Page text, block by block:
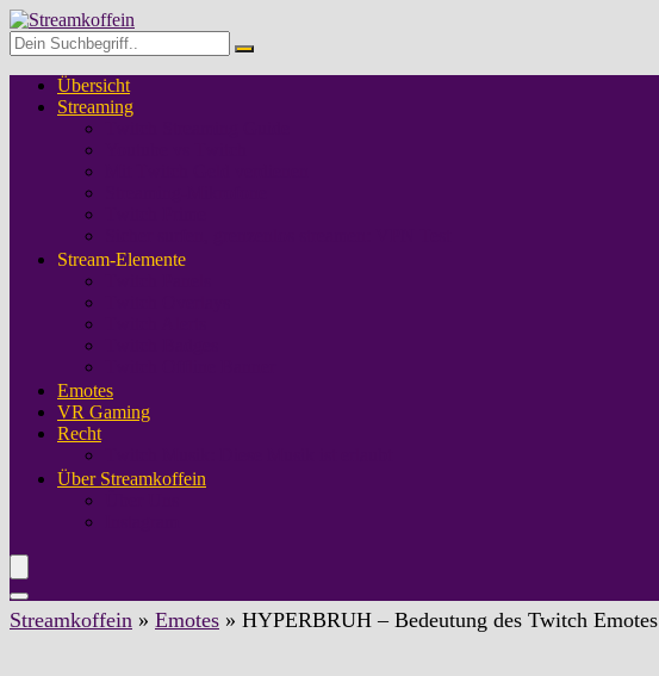
Übersicht
Streaming
Stream-Elemente
Emotes
VR Gaming
Recht
Über Streamkoffein
Streamkoffein » Emotes » HYPERBRUH – Bedeutung des Twitch Emotes